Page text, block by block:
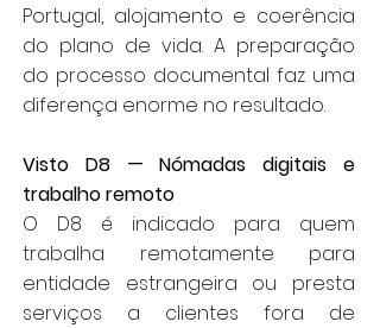
Portugal, alojamento e coerência
do plano de vida. A preparação
do processo documental faz uma
diferença enorme no resultado.
Visto D8 — Nómadas digitais e
trabalho remoto
O D8 é indicado para quem
trabalha remotamente para
entidade estrangeira ou presta
serviços a clientes fora de